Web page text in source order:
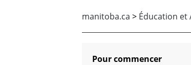
manitoba.ca > Éducation et
Pour commencer